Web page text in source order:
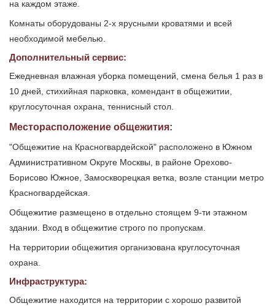
на каждом этаже.
Комнаты оборудованы 2-х ярусными кроватями и всей
необходимой мебелью.
Дополнительный сервис:
Ежедневная влажная уборка помещений, смена белья 1 раз в
10 дней, стихийная парковка, комендант в общежитии,
круглосуточная охрана, теннисный стол.
Месторасположение общежития:
"Общежитие на Красногвардейской" расположено в Южном
Административном Округе Москвы, в районе Орехово-
Борисово Южное, Замоскворецкая ветка, возле станции метро
Красногвардейская.
Общежитие размещено в отдельно стоящем 9-ти этажном
здании. Вход в общежитие строго по пропускам.
На территории общежития организована круглосуточная
охрана.
Инфраструктура:
Общежитие находится на территории с хорошо развитой